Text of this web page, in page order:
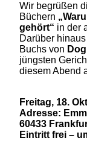
Wir begrüßen
Büchern
gehört“ in der
Darüber
Buchs von
jüngsten
diesem Abend
Freitag, 18.
Adresse:
60433
Eintritt frei –